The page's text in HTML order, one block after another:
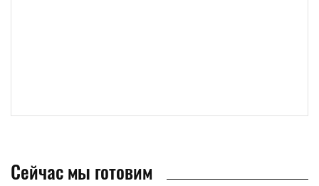
Сейчас мы готовим